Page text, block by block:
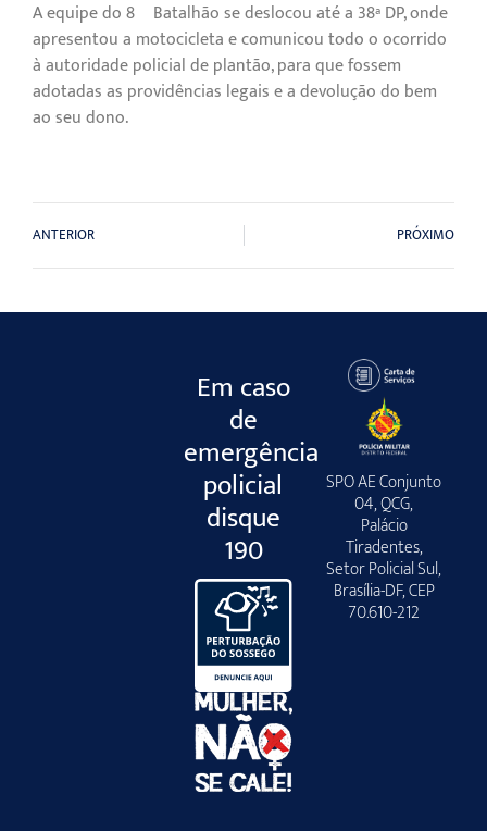
A equipe do 8º Batalhão se deslocou até a 38ª DP, onde
apresentou a motocicleta e comunicou todo o ocorrido
à autoridade policial de plantão, para que fossem
adotadas as providências legais e a devolução do bem
ao seu dono.
ANTERIOR PRÓXIMO
Em caso
de
emergência
policial
disque
190
SPO AE Conjunto
04, QCG,
Palácio
Tiradentes,
Setor Policial Sul,
Brasília-DF, CEP
70.610-212